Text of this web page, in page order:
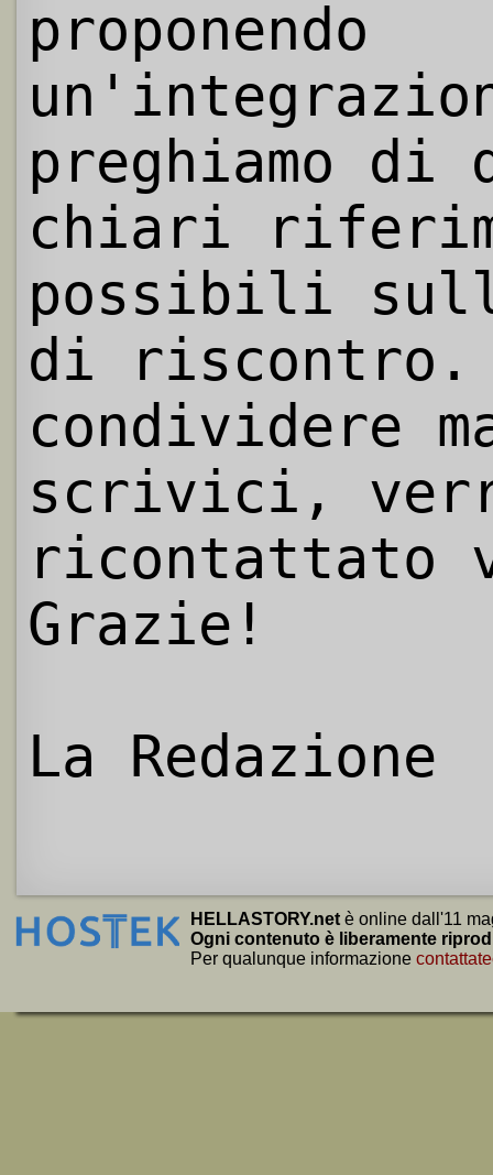
proponendo
preghiamo
chiari
possibili
di riscontro.
condividere
scrivici,
ricontattato
Grazie!
La Redazione
HELLASTORY.net è online dall'11
Ogni contenuto è liberamente
Per qualunque informazione